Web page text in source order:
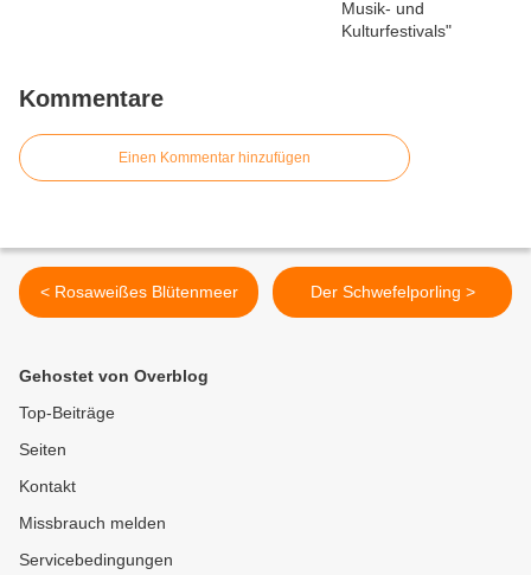
Kommentare
Einen Kommentar hinzufügen
< Rosaweißes Blütenmeer Der Schwefelporling >
Gehostet von Overblog
Top-Beiträge
Seiten
Kontakt
Missbrauch melden
Servicebedingungen